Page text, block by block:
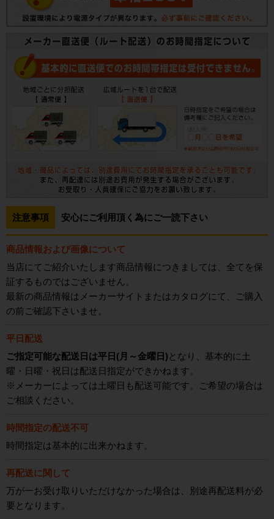
注意事項 安心にご利用頂く為にご一読下さい
商品情報および画像について
当店にてご紹介いたします商品情報につきましては、全てを保
証するものではございません。
最新の商品情報はメーカーサイトまたはカタログにて、ご購入
の前ご確認下さいませ。
平日配送
ご指定可能な配送日は平日(月～金曜日) となり、基本的に土
曜・日曜・祝日は配送日指定ができかねます。
※メーカーによっては土曜日も配送可能です。ご希望の場合は
ご相談ください。
時間指定の配送不可
時間指定は基本的に出来かねます。
再配送に関して
万が一お受け取りいただけなかった場合は、別途再配送料が必
要となります。